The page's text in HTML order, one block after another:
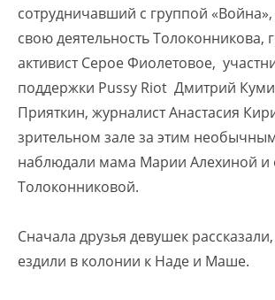
сотрудничавший с группой
свою деятельность Толоконникова,
активист Серое Фиолетовое,
поддержки Pussy Riot Дмитрий
Прияткин, журналист Анастасия
зрительном зале за этим
наблюдали мама Марии Алехиной и
Толоконниковой.
Сначала друзья девушек
ездили в колонии к Наде и Маше.